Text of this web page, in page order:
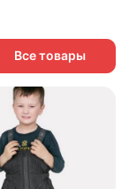
Все товары